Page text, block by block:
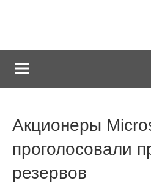
Акционеры
проголосовали
резервов